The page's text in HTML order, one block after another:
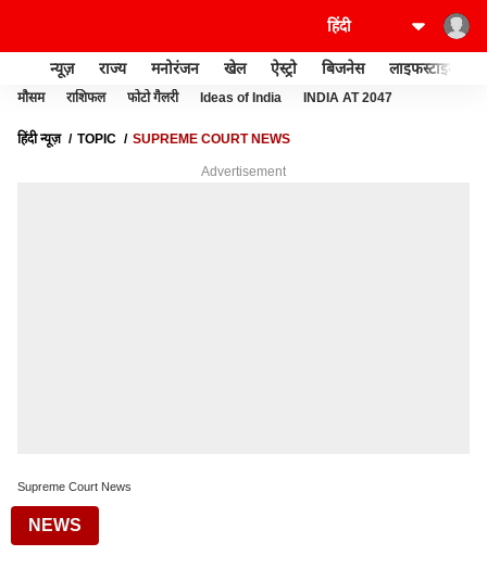
न्यूज़ राज्य मनोरंजन खेल ऐस्ट्रो बिजनेस लाइफस्टाइल
मौसम राशिफल फोटो गैलरी Ideas of India INDIA AT 2047
हिंदी न्यूज़ TOPIC SUPREME COURT NEWS
Advertisement
Supreme Court News
NEWS